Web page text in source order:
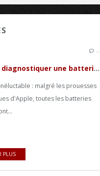
…
Comment diagnostiquer une batterie d'iPhone fatiguée et quand la remplacer ?
: malgré les prouesses
d'Apple, toutes les batteries
PLUS